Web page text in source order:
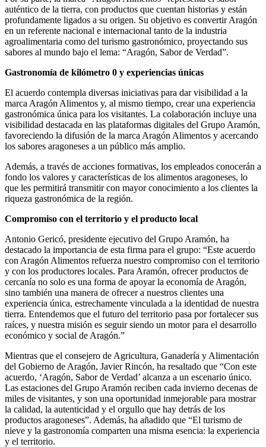
auténtico de la tierra, con productos que cuentan historias y están
profundamente ligados a su origen. Su objetivo es convertir Aragón
en un referente nacional e internacional tanto de la industria
agroalimentaria como del turismo gastronómico, proyectando sus
sabores al mundo bajo el lema: “Aragón, Sabor de Verdad”.
Gastronomía de kilómetro 0 y experiencias únicas
El acuerdo contempla diversas iniciativas para dar visibilidad a la
marca Aragón Alimentos y, al mismo tiempo, crear una experiencia
gastronómica única para los visitantes. La colaboración incluye una
visibilidad destacada en las plataformas digitales del Grupo Aramón,
favoreciendo la difusión de la marca Aragón Alimentos y acercando
los sabores aragoneses a un público más amplio.
Además, a través de acciones formativas, los empleados conocerán a
fondo los valores y características de los alimentos aragoneses, lo
que les permitirá transmitir con mayor conocimiento a los clientes la
riqueza gastronómica de la región.
Compromiso con el territorio y el producto local
Antonio Gericó, presidente ejecutivo del Grupo Aramón, ha
destacado la importancia de esta firma para el grupo: “Este acuerdo
con Aragón Alimentos refuerza nuestro compromiso con el territorio
y con los productores locales. Para Aramón, ofrecer productos de
cercanía no solo es una forma de apoyar la economía de Aragón,
sino también una manera de ofrecer a nuestros clientes una
experiencia única, estrechamente vinculada a la identidad de nuestra
tierra. Entendemos que el futuro del territorio pasa por fortalecer sus
raíces, y nuestra misión es seguir siendo un motor para el desarrollo
económico y social de Aragón.”
Mientras que el consejero de Agricultura, Ganadería y Alimentación
del Gobierno de Aragón, Javier Rincón, ha resaltado que “Con este
acuerdo, ‘Aragón, Sabor de Verdad’ alcanza a un escenario único.
Las estaciones del Grupo Aramón reciben cada invierno decenas de
miles de visitantes, y son una oportunidad inmejorable para mostrar
la calidad, la autenticidad y el orgullo que hay detrás de los
productos aragoneses”. Además, ha añadido que “El turismo de
nieve y la gastronomía comparten una misma esencia: la experiencia
y el territorio.